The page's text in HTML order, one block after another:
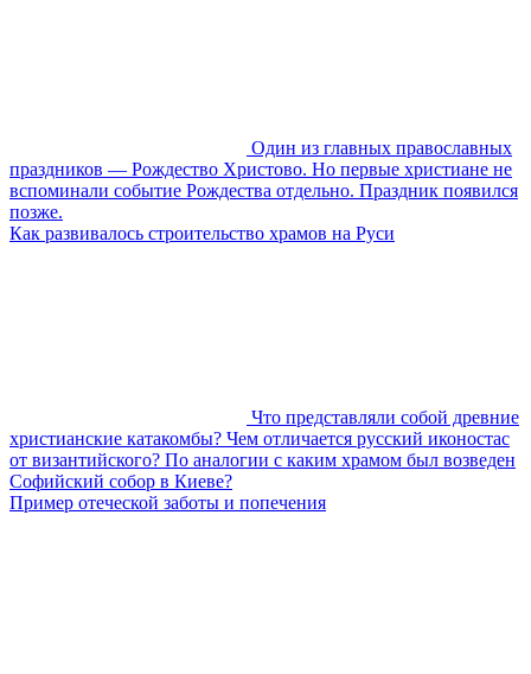
Один из главных православных
праздников — Рождество Христово. Но первые христиане не
вспоминали событие Рождества отдельно. Праздник появился
позже.
Как развивалось строительство храмов на Руси
Что представляли собой древние
христианские катакомбы? Чем отличается русский иконостас
от византийского? По аналогии с каким храмом был возведен
Софийский собор в Киеве?
Пример отеческой заботы и попечения